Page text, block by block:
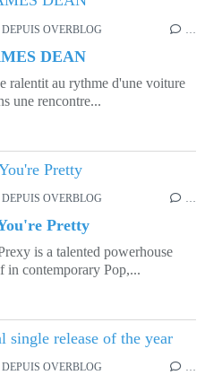
OVERBLOG
DEAN
ralentit au rythme d'une voiture
une rencontre...
OVERBLOG …
Pretty
is a talented powerhouse
in contemporary Pop,...
OVERBLOG …